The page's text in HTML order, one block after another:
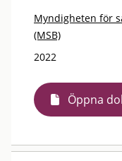
Myndigheten för
(MSB)
2022
Öppna